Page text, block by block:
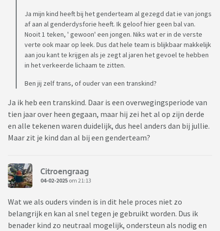
Ja mijn kind heeft bij het genderteam al gezegd dat ie van jongs
af aan al genderdysforie heeft. Ik geloof hier geen bal van.
Nooit 1 teken, ' gewoon' een jongen. Niks wat er in de verste
verte ook maar op leek. Dus dat hele team is blijkbaar makkelijk
aan jou kant te krijgen als je zegt al jaren het gevoel te hebben
in het verkeerde lichaam te zitten.
Ben jij zelf trans, of ouder van een transkind?
Ja ik heb een transkind. Daar is een overwegingsperiode van
tien jaar over heen gegaan, maar hij zei het al op zijn derde
en alle tekenen waren duidelijk, dus heel anders dan bij jullie.
Maar zit je kind dan al bij een genderteam?
Citroengraag
04-02-2025 om 21:13
Wat we als ouders vinden is in dit hele proces niet zo
belangrijk en kan al snel tegen je gebruikt worden. Dus ik
benader kind zo neutraal mogelijk, ondersteun als nodig en